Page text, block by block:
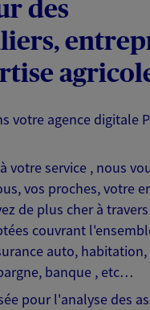
des
votre agence digitale
votre service , nous
vos proches, votre
de plus cher à
couvrant
auto,
banque , etc…
pour l'analyse des